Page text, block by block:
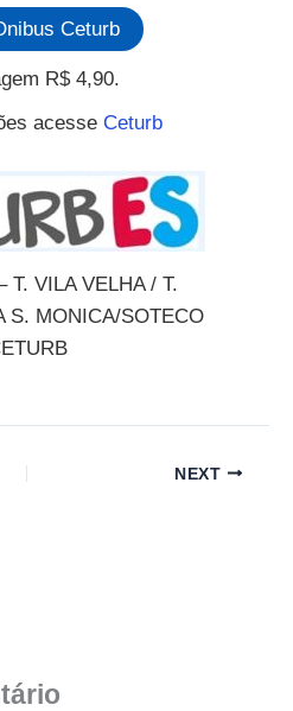
Ceturb
R$ 4,90.
acesse Ceturb
T. VILA VELHA / T.
S. MONICA/SOTECO
NEXT